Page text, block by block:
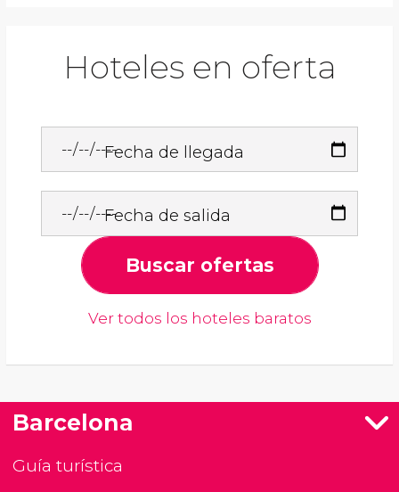
Hoteles en oferta
Fecha de llegada
Fecha de salida
Buscar ofertas
Ver todos los hoteles baratos
Barcelona
Guía turística